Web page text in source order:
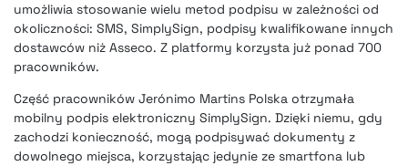
umożliwia stosowanie wielu metod podpisu w zależności od
okoliczności: SMS, SimplySign, podpisy kwalifikowane innych
dostawców niż Asseco. Z platformy korzysta już ponad 700
pracowników.
Część pracowników Jerónimo Martins Polska otrzymała
mobilny podpis elektroniczny SimplySign. Dzięki niemu, gdy
zachodzi konieczność, mogą podpisywać dokumenty z
dowolnego miejsca, korzystając jedynie ze smartfona lub